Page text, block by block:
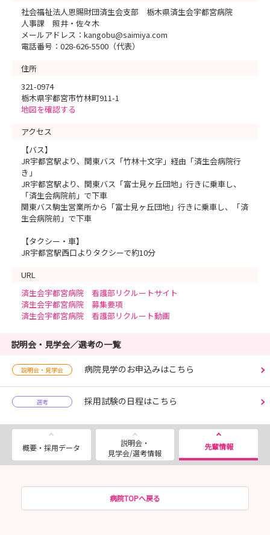
社会福祉法人恩賜財団済生会支部 栃木県済生会宇都宮病院
人事課 照井・佐々木
メールアドレス：kangobu@saimiya.com
電話番号：028-626-5500（代表）
住所
321-0974
栃木県宇都宮市竹林町911-1
地図を確認する
アクセス
【バス】
JR宇都宮駅より、関東バス「竹林十文字」経由「済生会病院行
き」
JR宇都宮駅より、関東バス「富士見ヶ丘団地」行きに乗車し、
「済生会病院前」で下車
関東バス駒生営業所から「富士見ヶ丘団地」行きに乗車し、「済
生会病院前」で下車
【タクシー・車】
JR宇都宮駅西口よりタクシーで約10分
URL
済生会宇都宮病院 看護部リクルートサイト
済生会宇都宮病院 募集要項
済生会宇都宮病院 看護部リクルート動画
説明会・見学会／選考の一覧
説明会・見学会 病院見学のお申込みはこちら
選考 採用試験の日程はこちら
概要・採用データ
説明会・
見学会/選考情報
先輩情報
病院TOPへ戻る